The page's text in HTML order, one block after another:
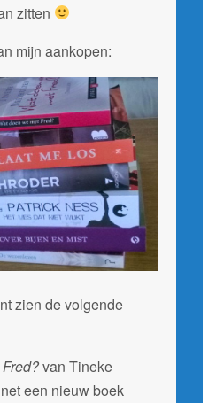
zitten
mijn aankopen:
zien de volgende
van Tineke
een nieuw boek